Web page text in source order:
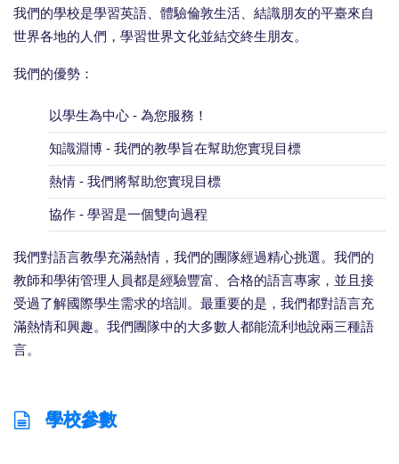
我們的學校是學習英語、體驗倫敦生活、結識朋友的平臺來自
世界各地的人們，學習世界文化並結交終生朋友。
我們的優勢：
以學生為中心 - 為您服務！
知識淵博 - 我們的教學旨在幫助您實現目標
熱情 - 我們將幫助您實現目標
協作 - 學習是一個雙向過程
我們對語言教學充滿熱情，我們的團隊經過精心挑選。我們的
教師和學術管理人員都是經驗豐富、合格的語言專家，並且接
受過了解國際學生需求的培訓。最重要的是，我們都對語言充
滿熱情和興趣。我們團隊中的大多數人都能流利地說兩三種語
言。
學校參數